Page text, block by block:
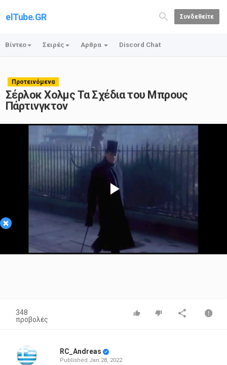
elTube.GR Συνδεθείτε
Βίντεο Σειρές Αρθρα Discord Chat
Προτεινόμενα
Σέρλοκ Χολμς Τα Σχέδια του Μπρους
Πάρτινγκτον
×
Play
Video
348
προβολές
RC_Andreas
Published Jan 28, 2022